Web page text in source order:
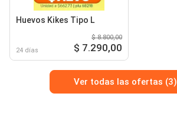
Huevos Kikes Tipo L
24 días
$ 8.800,00
$ 7.290,00
Ver todas las ofertas (3)